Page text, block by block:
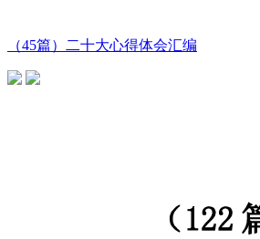
（45篇）二十大心得体会汇编